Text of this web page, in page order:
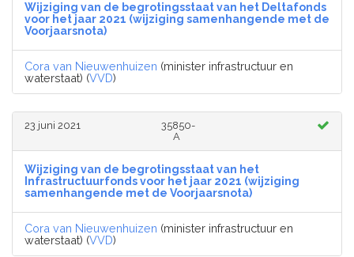
Wijziging van de begrotingsstaat van het Deltafonds
voor het jaar 2021 (wijziging samenhangende met de
Voorjaarsnota)
Cora van Nieuwenhuizen (minister infrastructuur en
waterstaat) (VVD)
23 juni 2021
35850-
A
Wijziging van de begrotingsstaat van het
Infrastructuurfonds voor het jaar 2021 (wijziging
samenhangende met de Voorjaarsnota)
Cora van Nieuwenhuizen (minister infrastructuur en
waterstaat) (VVD)